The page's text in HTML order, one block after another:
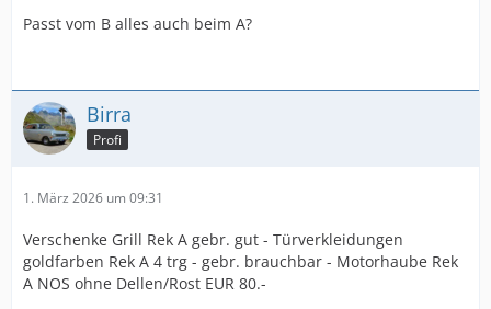
Passt vom B alles auch beim A?
Birra
Profi
1. März 2026 um 09:31
Verschenke Grill Rek A gebr. gut - Türverkleidungen
goldfarben Rek A 4 trg - gebr. brauchbar - Motorhaube Rek
A NOS ohne Dellen/Rost EUR 80.-